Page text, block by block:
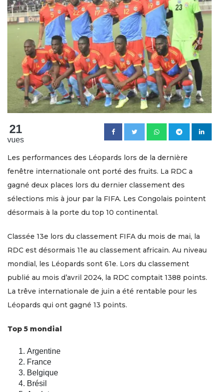
21
vues
Les performances des Léopards lors de la dernière
fenêtre internationale ont porté des fruits. La RDC a
gagné deux places lors du dernier classement des
sélections mis à jour par la FIFA. Les Congolais pointent
désormais à la porte du top 10 continental.
Classée 13e lors du classement FIFA du mois de mai, la
RDC est désormais 11e au classement africain. Au niveau
mondial, les Léopards sont 61e. Lors du classement
publié au mois d’avril 2024, la RDC comptait 1388 points.
La trêve internationale de juin a été rentable pour les
Léopards qui ont gagné 13 points.
Top 5 mondial
Argentine
France
Belgique
Brésil